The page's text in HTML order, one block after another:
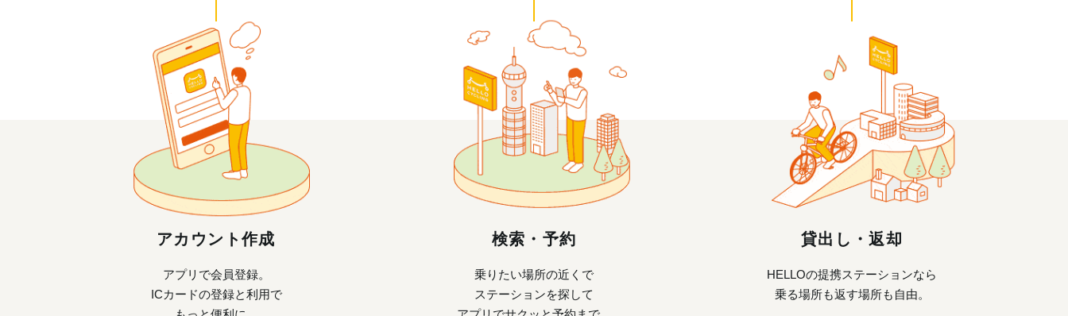
アカウント作成
アプリで会員登録。
ICカードの登録と利用で
検索・予約
乗りたい場所の近くで
ステーションを探して
貸出し・返却
HELLOの提携ステーションなら
乗る場所も返す場所も自由。